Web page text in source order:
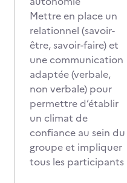
Mettre en place un
relationnel (savoir-
être, savoir-faire) et
une communication
adaptée (verbale,
non verbale) pour
permettre d’établir
un climat de
confiance au sein du
groupe et impliquer
tous les participants